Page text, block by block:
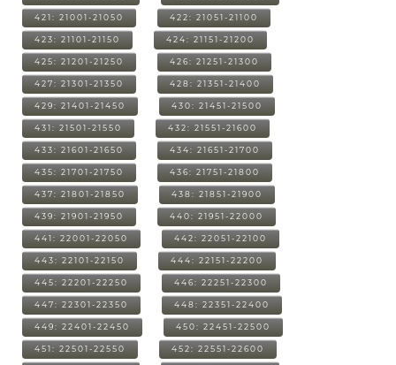
421: 21001-21050 422: 21051-21100
423: 21101-21150 424: 21151-21200
425: 21201-21250 426: 21251-21300
427: 21301-21350 428: 21351-21400
429: 21401-21450 430: 21451-21500
431: 21501-21550 432: 21551-21600
433: 21601-21650 434: 21651-21700
435: 21701-21750 436: 21751-21800
437: 21801-21850 438: 21851-21900
439: 21901-21950 440: 21951-22000
441: 22001-22050 442: 22051-22100
443: 22101-22150 444: 22151-22200
445: 22201-22250 446: 22251-22300
447: 22301-22350 448: 22351-22400
449: 22401-22450 450: 22451-22500
451: 22501-22550 452: 22551-22600